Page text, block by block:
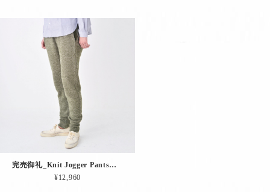
完売御礼_Knit Jogger Pants（グリーン）
¥12,960